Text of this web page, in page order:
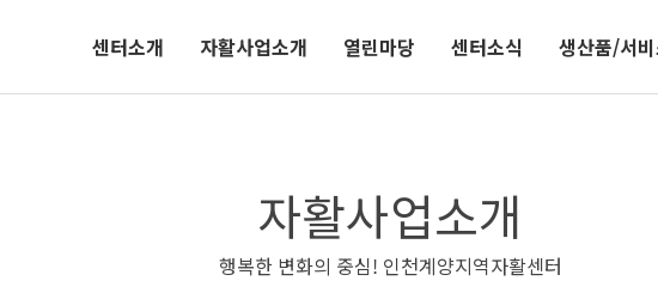
센터소개 자활사업소개 열린마당 센터소식 생산품/서
자활사업소개
행복한 변화의 중심! 인천계양지역자활센터